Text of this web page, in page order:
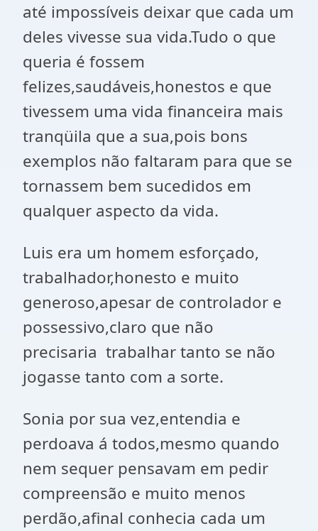
até impossíveis deixar que cada um
deles vivesse sua vida.Tudo o que
queria é fossem
felizes,saudáveis,honestos e que
tivessem uma vida financeira mais
tranqüila que a sua,pois bons
exemplos não faltaram para que se
tornassem bem sucedidos em
qualquer aspecto da vida.
Luis era um homem esforçado,
trabalhador,honesto e muito
generoso,apesar de controlador e
possessivo,claro que não
precisaria trabalhar tanto se não
jogasse tanto com a sorte.
Sonia por sua vez,entendia e
perdoava á todos,mesmo quando
nem sequer pensavam em pedir
compreensão e muito menos
perdão,afinal conhecia cada um